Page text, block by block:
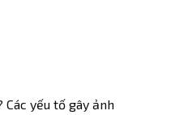
Các yếu tố gây ảnh